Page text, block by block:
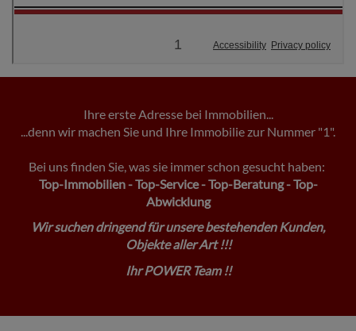
Ihre erste Adresse bei Immobilien...
...denn wir machen Sie und Ihre Immobilie zur Nummer "1".
Bei uns finden Sie, was sie immer schon gesucht haben:
Top-Immobilien - Top-Service - Top-Beratung - Top-
Abwicklung
Wir suchen dringend für unsere bestehenden Kunden,
Objekte aller Art !!!
Ihr POWER Team !!